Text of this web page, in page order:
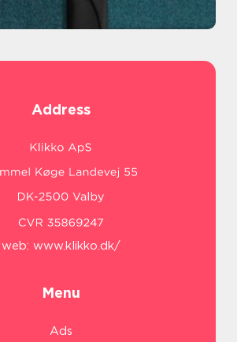
Address
web: www.klikko.dk/
Menu
Ads